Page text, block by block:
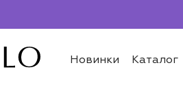
Новинки Каталог